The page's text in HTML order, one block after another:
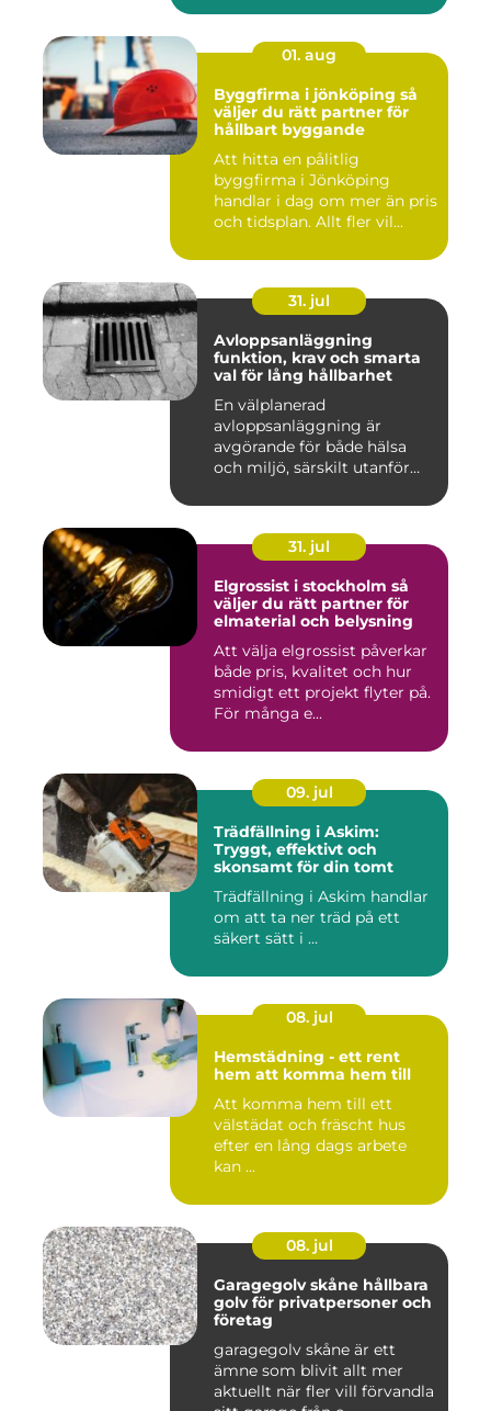
01. aug
Byggfirma i jönköping så
väljer du rätt partner för
hållbart byggande
Att hitta en pålitlig
byggfirma i Jönköping
handlar i dag om mer än pris
och tidsplan. Allt fler vil...
31. jul
Avloppsanläggning
funktion, krav och smarta
val för lång hållbarhet
En välplanerad
avloppsanläggning är
avgörande för både hälsa
och miljö, särskilt utanför
31. jul
Elgrossist i stockholm så
väljer du rätt partner för
elmaterial och belysning
Att välja elgrossist påverkar
både pris, kvalitet och hur
smidigt ett projekt flyter på.
För många e...
09. jul
Trädfällning i Askim:
Tryggt, effektivt och
skonsamt för din tomt
Trädfällning i Askim handlar
om att ta ner träd på ett
säkert sätt i ...
08. jul
Hemstädning - ett rent
hem att komma hem till
Att komma hem till ett
välstädat och fräscht hus
efter en lång dags arbete
kan ...
08. jul
Garagegolv skåne hållbara
golv för privatpersoner och
företag
garagegolv skåne är ett
ämne som blivit allt mer
aktuellt när fler vill förvandla